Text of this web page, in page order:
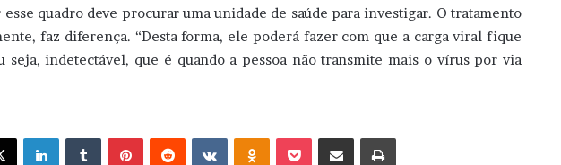
quadro deve procurar uma unidade de saúde para investigar. O tratamento
faz diferença. “Desta forma, ele poderá fazer com que a carga viral fique
seja, indetectável, que é quando a pessoa não transmite mais o vírus por via
X Linkedin VK OK